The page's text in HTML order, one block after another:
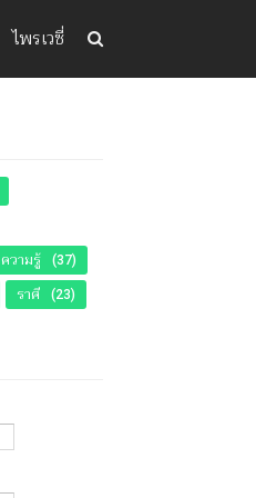
ไพรเวซี่
ความรู้ (37)
ราศี (23)